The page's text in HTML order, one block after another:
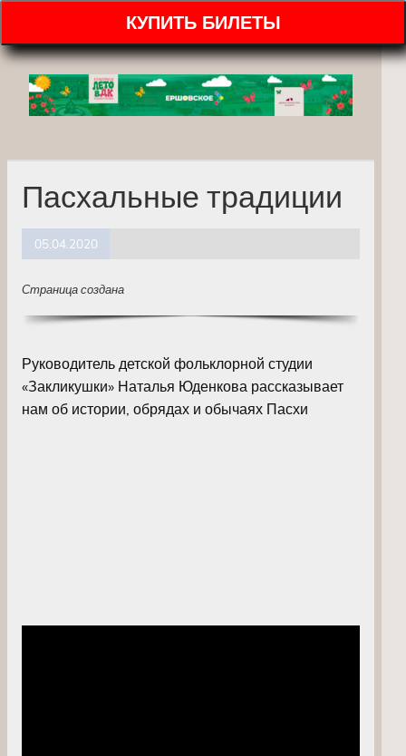
КУПИТЬ БИЛЕТЫ
Пасхальные традиции
05.04.2020
Страница создана
Руководитель детской фольклорной студии
«Закликушки» Наталья Юденкова рассказывает
нам об истории, обрядах и обычаях Пасхи